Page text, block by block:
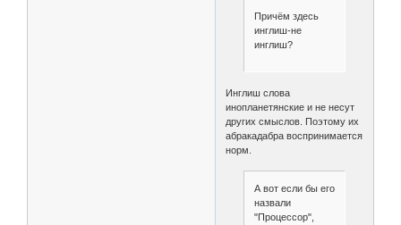
Причём здесь
инглиш-не
инглиш?
Инглиш слова
инопланетянские и не несут
других смыслов. Поэтому их
абракадабра воспринимается
норм.
А вот если бы его
назвали
"Процессор",